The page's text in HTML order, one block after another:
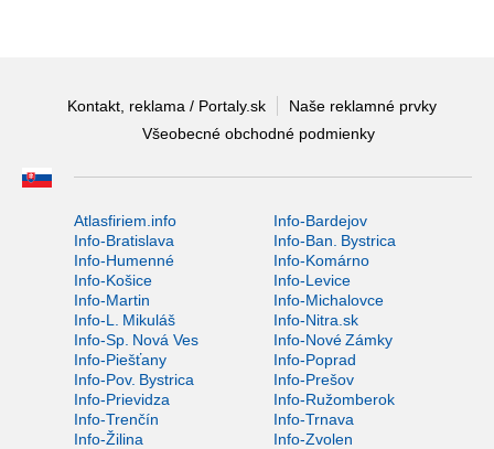
Kontakt, reklama / Portaly.sk
Naše reklamné prvky
Všeobecné obchodné podmienky
Atlasfiriem.info
Info-Bardejov
Info-Bratislava
Info-Ban. Bystrica
Info-Humenné
Info-Komárno
Info-Košice
Info-Levice
Info-Martin
Info-Michalovce
Info-L. Mikuláš
Info-Nitra.sk
Info-Sp. Nová Ves
Info-Nové Zámky
Info-Piešťany
Info-Poprad
Info-Pov. Bystrica
Info-Prešov
Info-Prievidza
Info-Ružomberok
Info-Trenčín
Info-Trnava
Info-Žilina
Info-Zvolen